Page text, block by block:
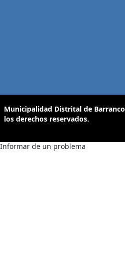
Municipalidad Distrital de Barranco
los derechos reservados.
Informar de un problema